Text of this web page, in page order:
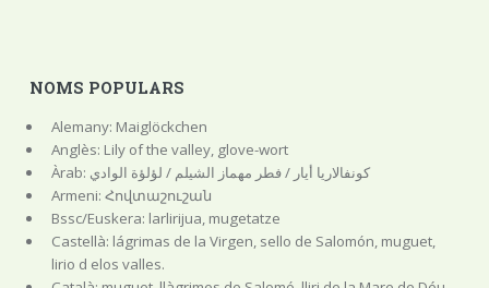
NOMS POPULARS
Alemany: Maiglöckchen
Anglès: Lily of the valley, glove-wort
Àrab: كونفالاريا أيار / فطر مهماز الشيلم / لؤلؤة الوادي
Armeni: Հովտաշուշան
Bssc/Euskera: larlirijua, mugetatze
Castellà: lágrimas de la Virgen, sello de Salomón, muguet,
lirio d elos valles.